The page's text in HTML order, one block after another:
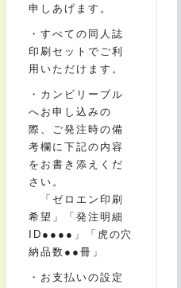
申しあげます。
・すべての同人誌
印刷セットでご利
用いただけます。
・カンビリーブル
へお申し込みの
際、ご発注時の備
考欄に下記の内容
をお書き添えくだ
さい。
「ゼロエン印刷
希望」「発注明細
ID●●●●」「虎の穴
納品数●●冊」
・お支払いの設定